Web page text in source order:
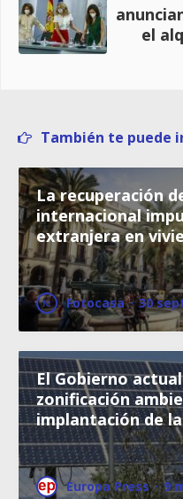
el
También te puede
La recuperación
internacional
extranjera en
Fotocasa · 30
El Gobierno
zonificación
implantación de
Europa Press · 9